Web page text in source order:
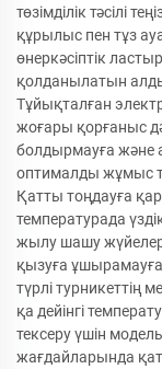
төзімділік тәсілі
құрылыс пен тұз
өнеркәсіптік
қолданылатын
Тұйықталған
жоғары қорғаныс
болдырмауға және
оптималды жұмыс
Қатты тоңдауға
температурада
жылу шашу
қызуға
түрлі турникеттің
қа дейінгі
тексеру үшін
жағдайларында